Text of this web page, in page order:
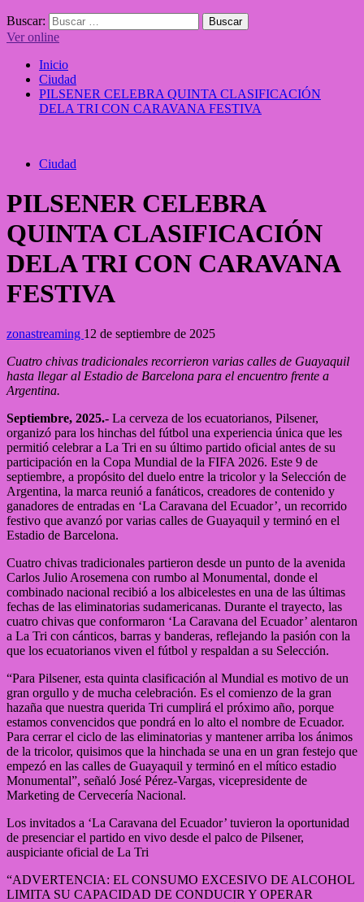
Buscar:
Ver online
Inicio
Ciudad
PILSENER CELEBRA QUINTA CLASIFICACIÓN
DELA TRI CON CARAVANA FESTIVA
Ciudad
PILSENER CELEBRA
QUINTA CLASIFICACIÓN
DELA TRI CON CARAVANA
FESTIVA
zonastreaming 12 de septiembre de 2025
Cuatro chivas tradicionales recorrieron varias calles de Guayaquil
hasta llegar al Estadio de Barcelona para el encuentro frente a
Argentina.
Septiembre, 2025.- La cerveza de los ecuatorianos, Pilsener,
organizó para los hinchas del fútbol una experiencia única que les
permitió celebrar a La Tri en su último partido oficial antes de su
participación en la Copa Mundial de la FIFA 2026. Este 9 de
septiembre, a propósito del duelo entre la tricolor y la Selección de
Argentina, la marca reunió a fanáticos, creadores de contenido y
ganadores de entradas en ‘La Caravana del Ecuador’, un recorrido
festivo que avanzó por varias calles de Guayaquil y terminó en el
Estadio de Barcelona.
Cuatro chivas tradicionales partieron desde un punto de la avenida
Carlos Julio Arosemena con rumbo al Monumental, donde el
combinado nacional recibió a los albicelestes en una de las últimas
fechas de las eliminatorias sudamericanas. Durante el trayecto, las
cuatro chivas que conformaron ‘La Caravana del Ecuador’ alentaron
a La Tri con cánticos, barras y banderas, reflejando la pasión con la
que los ecuatorianos viven el fútbol y respaldan a su Selección.
“Para Pilsener, esta quinta clasificación al Mundial es motivo de un
gran orgullo y de mucha celebración. Es el comienzo de la gran
hazaña que nuestra querida Tri cumplirá el próximo año, porque
estamos convencidos que pondrá en lo alto el nombre de Ecuador.
Para cerrar el ciclo de las eliminatorias y mantener arriba los ánimos
de la tricolor, quisimos que la hinchada se una en un gran festejo que
empezó en las calles de Guayaquil y terminó en el mítico estadio
Monumental”, señaló José Pérez-Vargas, vicepresidente de
Marketing de Cervecería Nacional.
Los invitados a ‘La Caravana del Ecuador’ tuvieron la oportunidad
de presenciar el partido en vivo desde el palco de Pilsener,
auspiciante oficial de La Tri
“ADVERTENCIA: EL CONSUMO EXCESIVO DE ALCOHOL
LIMITA SU CAPACIDAD DE CONDUCIR Y OPERAR